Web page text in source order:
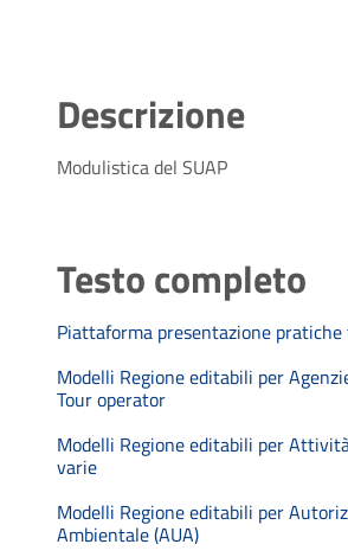
Descrizione
Modulistica del SUAP
Testo completo
Piattaforma presentazione
Modelli Regione editabili per
Tour operator
Modelli Regione editabili per
varie
Modelli Regione editabili per
Ambientale (AUA)